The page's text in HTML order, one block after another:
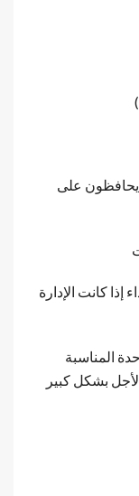
يحافظون على
كانت الإدارة
المناسبة
بشكل كبير